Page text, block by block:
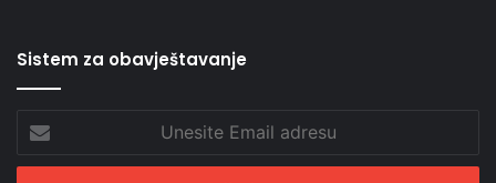
Sistem za obavještavanje
Email
adresu